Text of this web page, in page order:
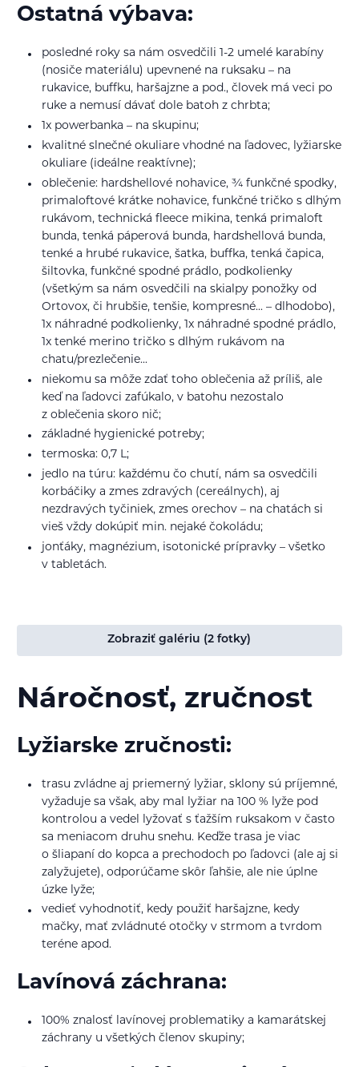
Ostatná výbava:
posledné roky sa nám osvedčili 1-2 umelé karabíny
(nosiče materiálu) upevnené na ruksaku – na
rukavice, buffku, haršajzne a pod., človek má veci po
ruke a nemusí dávať dole batoh z chrbta;
1x powerbanka – na skupinu;
kvalitné slnečné okuliare vhodné na ľadovec, lyžiarske
okuliare (ideálne reaktívne);
oblečenie: hardshellové nohavice, ¾ funkčné spodky,
primaloftové krátke nohavice, funkčné tričko s dlhým
rukávom, technická fleece mikina, tenká primaloft
bunda, tenká páperová bunda, hardshellová bunda,
tenké a hrubé rukavice, šatka, buffka, tenká čapica,
šiltovka, funkčné spodné prádlo, podkolienky
(všetkým sa nám osvedčili na skialpy ponožky od
Ortovox, či hrubšie, tenšie, kompresné... – dlhodobo),
1x náhradné podkolienky, 1x náhradné spodné prádlo,
1x tenké merino tričko s dlhým rukávom na
chatu/prezlečenie...
niekomu sa môže zdať toho oblečenia až príliš, ale
keď na ľadovci zafúkalo, v batohu nezostalo
z oblečenia skoro nič;
základné hygienické potreby;
termoska: 0,7 L;
jedlo na túru: každému čo chutí, nám sa osvedčili
korbáčiky a zmes zdravých (cereálnych), aj
nezdravých tyčiniek, zmes orechov – na chatách si
vieš vždy dokúpiť min. nejaké čokoládu;
jonťáky, magnézium, isotonické prípravky – všetko
v tabletách.
Zobraziť galériu (2 fotky)
Náročnosť, zručnost
Lyžiarske zručnosti:
trasu zvládne aj priemerný lyžiar, sklony sú príjemné,
vyžaduje sa však, aby mal lyžiar na 100 % lyže pod
kontrolou a vedel lyžovať s ťažším ruksakom v často
sa meniacom druhu snehu. Keďže trasa je viac
o šliapaní do kopca a prechodoch po ľadovci (ale aj si
zalyžujete), odporúčame skôr ľahšie, ale nie úplne
úzke lyže;
vedieť vyhodnotiť, kedy použiť haršajzne, kedy
mačky, mať zvládnuté otočky v strmom a tvrdom
teréne apod.
Lavínová záchrana:
100% znalosť lavínovej problematiky a kamarátskej
záchrany u všetkých členov skupiny;